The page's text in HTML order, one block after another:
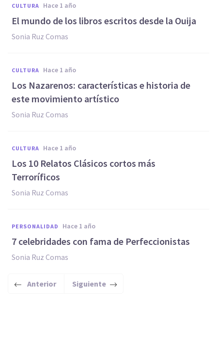
CULTURA hace 1 año
El mundo de los libros escritos desde la Ouija
Sonia Ruz Comas
CULTURA hace 1 año
Los Nazarenos: características e historia de
este movimiento artístico
Sonia Ruz Comas
CULTURA hace 1 año
Los 10 Relatos Clásicos cortos más
Terroríficos
Sonia Ruz Comas
PERSONALIDAD hace 1 año
7 celebridades con fama de Perfeccionistas
Sonia Ruz Comas
Anterior Siguiente